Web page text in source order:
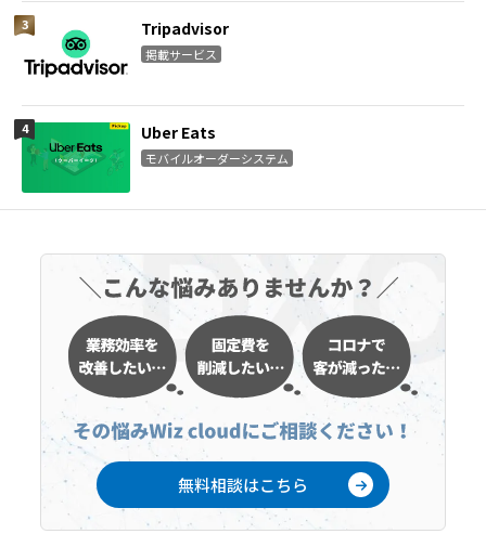
Tripadvisor
掲載サービス
Uber Eats
モバイルオーダーシステム
無料相談はこちら